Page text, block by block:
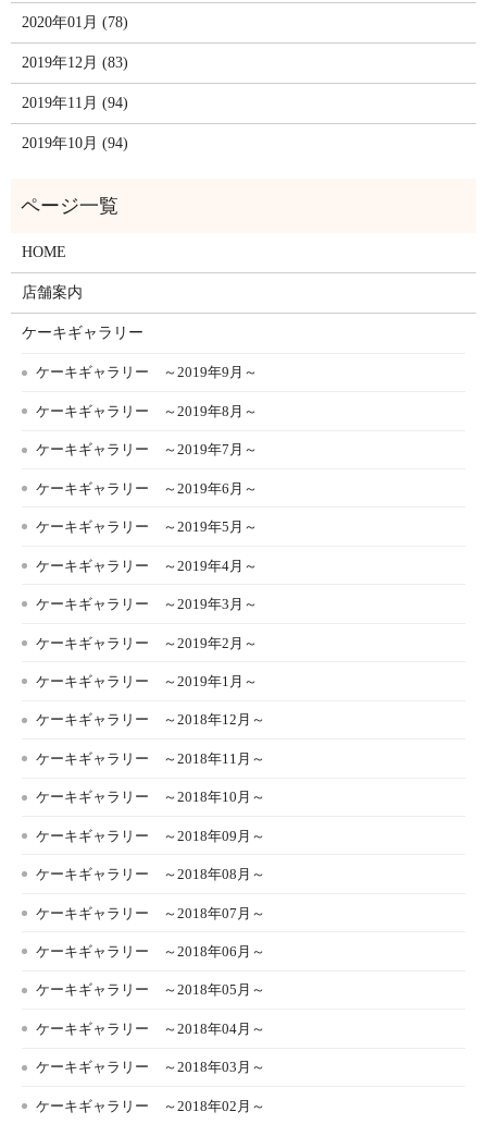
2020年01月 (78)
2019年12月 (83)
2019年11月 (94)
2019年10月 (94)
HOME
店舗案内
ケーキギャラリー
ケーキギャラリー ～2019年9月～
ケーキギャラリー ～2019年8月～
ケーキギャラリー ～2019年7月～
ケーキギャラリー ～2019年6月～
ケーキギャラリー ～2019年5月～
ケーキギャラリー ～2019年4月～
ケーキギャラリー ～2019年3月～
ケーキギャラリー ～2019年2月～
ケーキギャラリー ～2019年1月～
ケーキギャラリー ～2018年12月～
ケーキギャラリー ～2018年11月～
ケーキギャラリー ～2018年10月～
ケーキギャラリー ～2018年09月～
ケーキギャラリー ～2018年08月～
ケーキギャラリー ～2018年07月～
ケーキギャラリー ～2018年06月～
ケーキギャラリー ～2018年05月～
ケーキギャラリー ～2018年04月～
ケーキギャラリー ～2018年03月～
ケーキギャラリー ～2018年02月～